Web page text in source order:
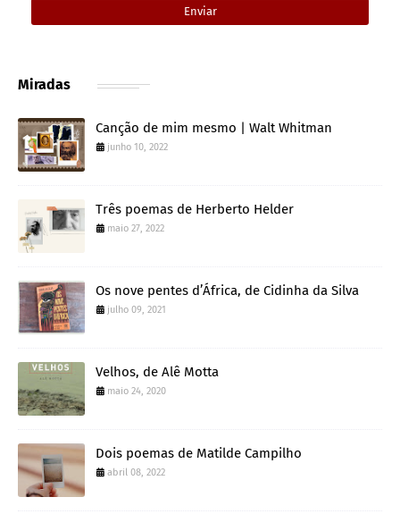
Miradas
Canção de mim mesmo | Walt Whitman
junho 10, 2022
Três poemas de Herberto Helder
maio 27, 2022
Os nove pentes d’África, de Cidinha da Silva
julho 09, 2021
Velhos, de Alê Motta
maio 24, 2020
Dois poemas de Matilde Campilho
abril 08, 2022